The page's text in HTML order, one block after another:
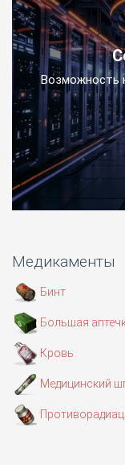
Возможность
Медикаменты
Бинт
Большая
Кровь
Медицинский